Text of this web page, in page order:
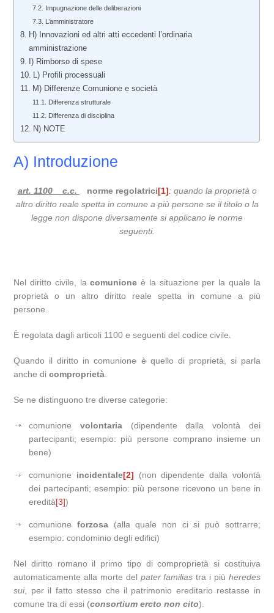
Impugnazione delle deliberazioni
L’amministratore
H) Innovazioni ed altri atti eccedenti l’ordinaria
amministrazione
I) Rimborso di spese
L) Profili processuali
M) Differenze Comunione e società
Differenza strutturale
Differenza di disciplina
N) NOTE
A) Introduzione
art. 1100 c.c. norme regolatrici[1]: quando la proprietà o
altro diritto reale spetta in comune a più persone se il titolo o la
legge non dispone diversamente si applicano le norme
seguenti.
Nel diritto civile, lacomunione è la situazione per la quale la
proprietà o un altro diritto reale spetta in comune a più
persone.
È regolata dagli articoli 1100 e seguenti del codice civile.
Quando il diritto in comunione è quello di proprietà, si parla
anche dicomproprietà
Se ne distinguono tre diverse categorie:
comunionevolontaria (dipendente dalla volontà dei
partecipanti; esempio: più persone comprano insieme un
bene)
comunione incidentale[2] (non dipendente dalla volontà
dei partecipanti; esempio: più persone ricevono un bene in
eredità[3])
comunioneforzosa (alla quale non ci si può sottrarre;
esempio: condominio degli edifici)
Nel diritto romano il primo tipo di comproprietà si costituiva
automaticamente alla morte del pater familias tra i più heredes
sui, per il fatto stesso che il patrimonio ereditario restasse in
comune tra di essi (consortium ercto non cito).